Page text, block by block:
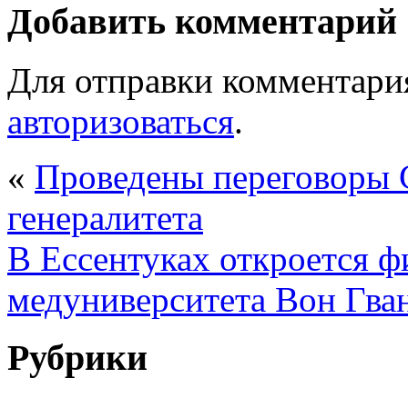
Добавить комментарий
Для отправки
авторизоваться.
« Проведены переговоры
генералитета
В Ессентуках откроется
медуниверситета Вон
Рубрики